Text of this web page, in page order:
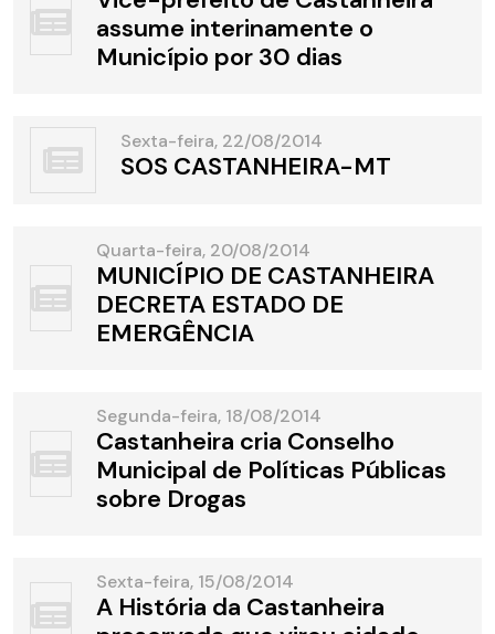
assume interinamente o
Município por 30 dias
Sexta-feira, 22/08/2014
SOS CASTANHEIRA-MT
Quarta-feira, 20/08/2014
MUNICÍPIO DE CASTANHEIRA
DECRETA ESTADO DE
EMERGÊNCIA
Segunda-feira, 18/08/2014
Castanheira cria Conselho
Municipal de Políticas Públicas
sobre Drogas
Sexta-feira, 15/08/2014
A História da Castanheira